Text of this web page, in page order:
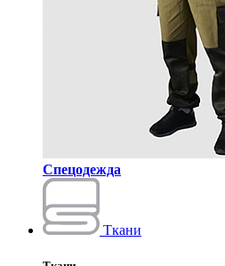
Спецодежда
Ткани